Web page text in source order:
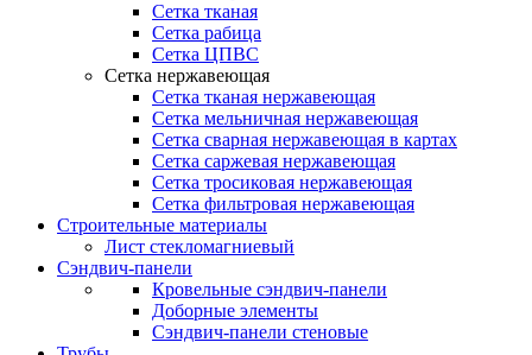
Сетка тканая
Сетка рабица
Сетка ЦПВС
Сетка нержавеющая
Сетка тканая нержавеющая
Сетка мельничная нержавеющая
Сетка сварная нержавеющая в картах
Сетка саржевая нержавеющая
Сетка тросиковая нержавеющая
Сетка фильтровая нержавеющая
Строительные материалы
Лист стекломагниевый
Сэндвич-панели
Кровельные сэндвич-панели
Доборные элементы
Сэндвич-панели стеновые